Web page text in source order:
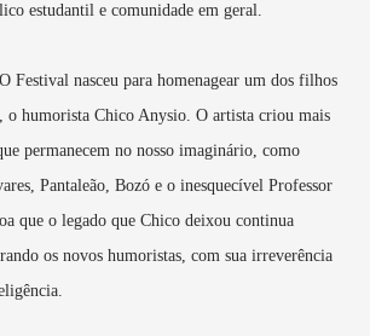
estudantil e comunidade em geral.
Festival nasceu para homenagear um dos filhos
o humorista Chico Anysio. O artista criou mais
permanecem no nosso imaginário, como
Pantaleão, Bozó e o inesquecível Professor
que o legado que Chico deixou continua
os novos humoristas, com sua irreverência